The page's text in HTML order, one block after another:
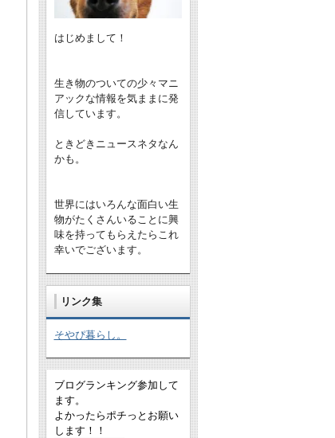
はじめまして！
生き物のついての少々マニ
アックな情報を気ままに発
信しています。
ときどきニュースネタなん
かも。
世界にはいろんな面白い生
物がたくさんいることに興
味を持ってもらえたらこれ
幸いでございます。
リンク集
そやぴ暮らし。
ブログランキング参加して
ます。
よかったらポチっとお願い
します！！